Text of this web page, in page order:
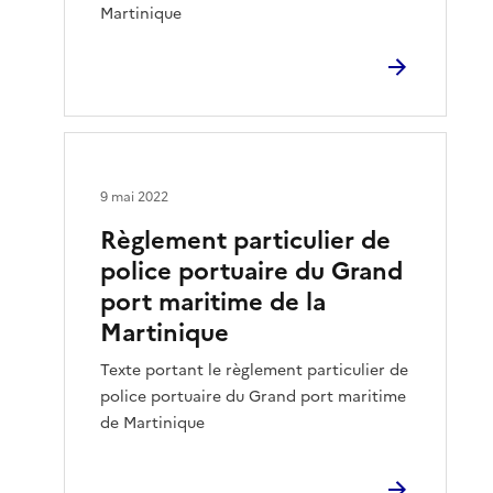
Martinique
Règlement particulier de
police portuaire du Grand
port maritime de la
Martinique
Texte portant le règlement particulier de
police portuaire du Grand port maritime
de Martinique
9 mai 2022